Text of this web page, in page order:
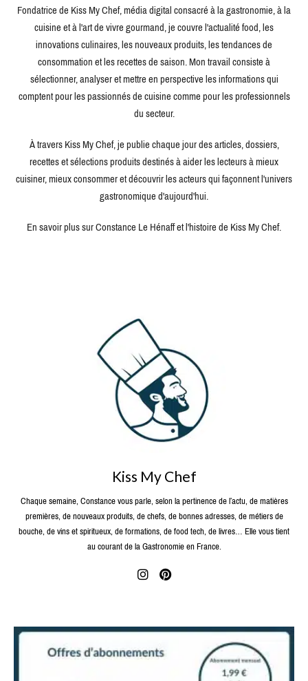
Fondatrice de Kiss My Chef, média digital consacré à la gastronomie, à la
cuisine et à l'art de vivre gourmand, je couvre l'actualité food, les
innovations culinaires, les nouveaux produits, les tendances de
consommation et les recettes de saison. Mon travail consiste à
sélectionner, analyser et mettre en perspective les informations qui
comptent pour les passionnés de cuisine comme pour les professionnels
du secteur.
À travers Kiss My Chef, je publie chaque jour des articles, dossiers,
recettes et sélections produits destinés à aider les lecteurs à mieux
cuisiner, mieux consommer et découvrir les acteurs qui façonnent l'univers
gastronomique d'aujourd'hui.
En savoir plus sur Constance Le Hénaff et l'histoire de Kiss My Chef.
Kiss My Chef
Chaque semaine, Constance vous parle, selon la pertinence de l’actu, de matières
premières, de nouveaux produits, de chefs, de bonnes adresses, de métiers de
bouche, de vins et spiritueux, de formations, de food tech, de livres… Elle vous tient
au courant de la Gastronomie en France.